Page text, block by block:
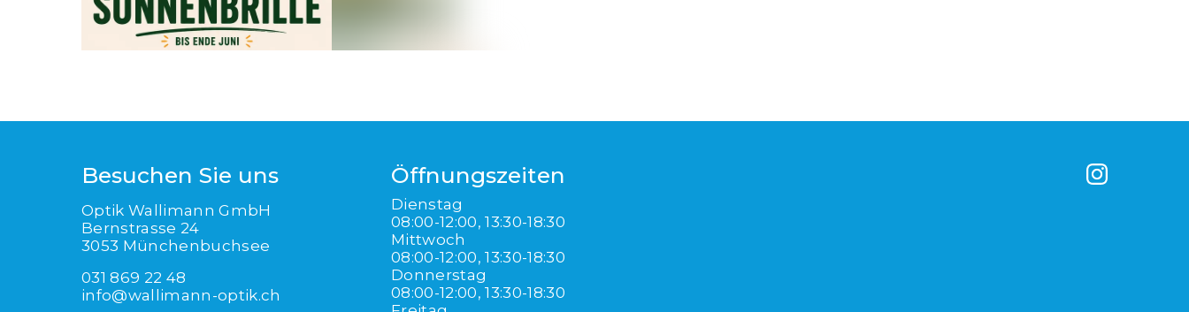
Besuchen Sie uns
Optik Wallimann GmbH
Bernstrasse 24
3053 Münchenbuchsee
031 869 22 48
info@wallimann-optik.ch
Öffnungszeiten
Dienstag
08:00-12:00, 13:30-18:30
Mittwoch
08:00-12:00, 13:30-18:30
Donnerstag
08:00-12:00, 13:30-18:30